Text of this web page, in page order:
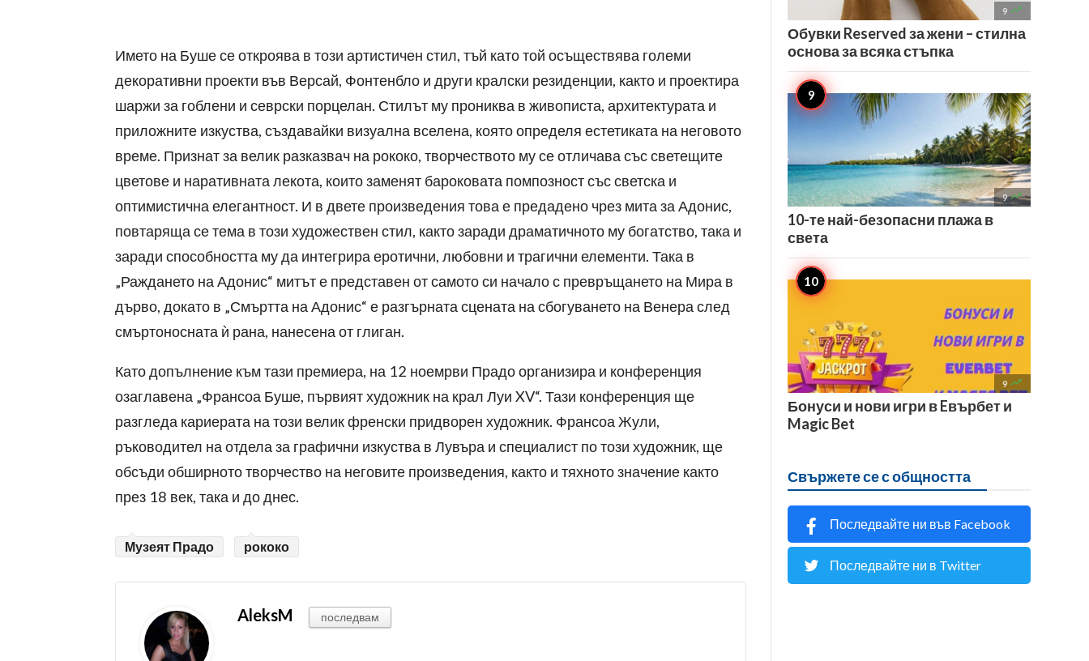
Името на Буше се откроява в този артистичен стил, тъй като той осъществява големи
декоративни проекти във Версай, Фонтенбло и други кралски резиденции, както и проектира
шаржи за гоблени и севрски порцелан. Стилът му прониква в живописта, архитектурата и
приложните изкуства, създавайки визуална вселена, която определя естетиката на неговото
време. Признат за велик разказвач на рококо, творчеството му се отличава със светещите
цветове и наративната лекота, които заменят бароковата помпозност със светска и
оптимистична елегантност. И в двете произведения това е предадено чрез мита за Адонис,
повтаряща се тема в този художествен стил, както заради драматичното му богатство, така и
заради способността му да интегрира еротични, любовни и трагични елементи. Така в
„Раждането на Адонис“ митът е представен от самото си начало с превръщането на Мира в
дърво, докато в „Смъртта на Адонис“ е разгърната сцената на сбогуването на Венера след
смъртоносната ѝ рана, нанесена от глиган.
Като допълнение към тази премиера, на 12 ноемрви Прадо организира и конференция
озаглавена „Франсоа Буше, първият художник на крал Луи XV“. Тази конференция ще
разгледа кариерата на този велик френски придворен художник. Франсоа Жули,
ръководител на отдела за графични изкуства в Лувъра и специалист по този художник, ще
обсъди обширното творчество на неговите произведения, както и тяхното значение както
през 18 век, така и до днес.
Музеят Прадо рококо
AleksM последвам
9 
Обувки Reserved за жени – стилна
основа за всяка стъпка
9 
10-те най-безопасни плажа в
света
9 
Бонуси и нови игри в Eвърбет и
Magic Bet
Свържете се с общността
Последвайте ни във Facebook
Последвайте ни в Twitter